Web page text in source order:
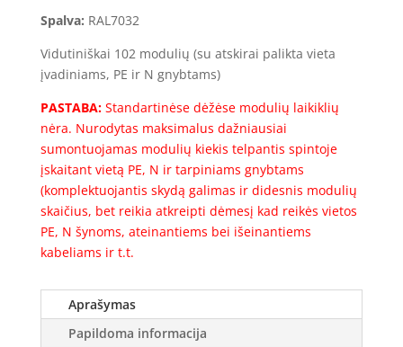
(102mod.)
(800x800x250)
Spalva: RAL7032
Vidutiniškai 102 modulių (su atskirai palikta vieta
įvadiniams, PE ir N gnybtams)
PASTABA:Standartinėse dėžėse modulių laikiklių
nėra. Nurodytas maksimalus dažniausiai
sumontuojamas modulių kiekis telpantis spintoje
įskaitant vietą PE, N ir tarpiniams gnybtams
(komplektuojantis skydą galimas ir didesnis modulių
skaičius, bet reikia atkreipti dėmesį kad reikės vietos
PE, N šynoms, ateinantiems bei išeinantiems
kabeliams ir t.t.
Aprašymas
Papildoma informacija